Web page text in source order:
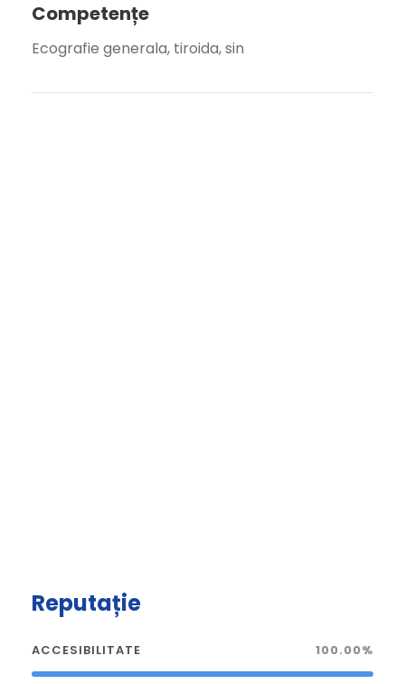
Competențe
Ecografie generala, tiroida, sin
Reputație
ACCESIBILITATE 100.00%